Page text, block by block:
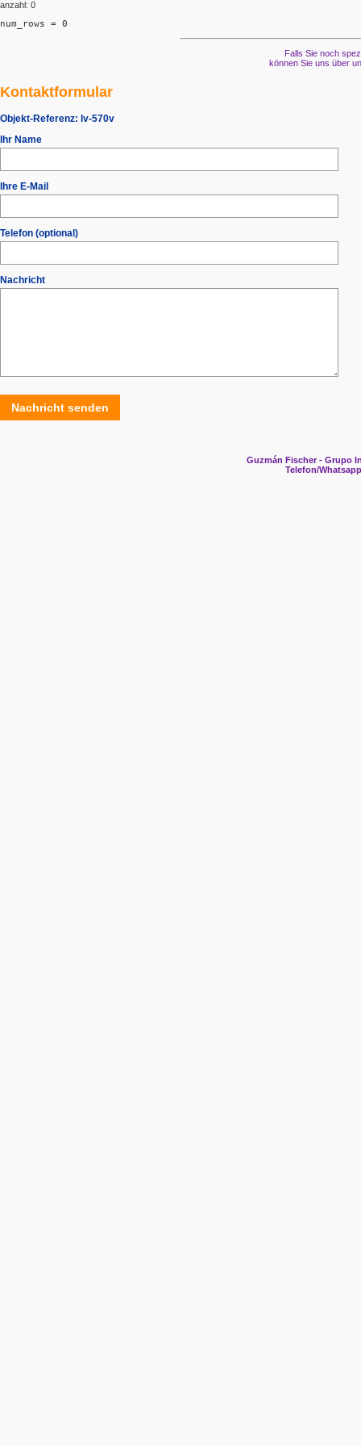
anzahl: 0
num_rows = 0
Falls Sie noch
können Sie uns über
Kontaktformular
Objekt-Referenz: lv-570v
Ihr Name
Ihre E-Mail
Telefon (optional)
Nachricht
Nachricht senden
Guzmán Fischer - Grupo
Telefon/